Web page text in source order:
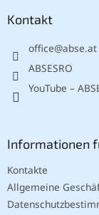
Kontakt
office@abse.at
ABSESRO
YouTube –
Informationen
Kontakte
Allgemeine